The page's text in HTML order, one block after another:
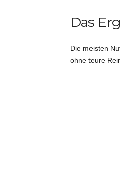
Das
Die meisten
ohne teure